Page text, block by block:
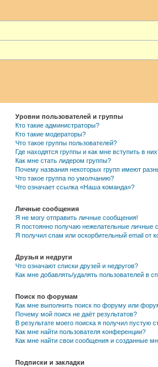
Уровни пользователей и группы
Кто такие администраторы?
Кто такие модераторы?
Что такое группы пользователей?
Где находятся группы и как мне вступить в
Как мне стать лидером группы?
Почему названия некоторых групп имеют
Что такое группа по умолчанию?
Что означает ссылка «Наша команда»?
Личные сообщения
Я не могу отправить личные сообщения!
Я постоянно получаю нежелательные личные
Я получил спам или оскорбительный email от
Друзья и недруги
Что означают списки друзей и недругов?
Как мне добавлять/удалять пользователей в
Поиск по форумам
Как мне выполнить поиск по форуму или
Почему мой поиск не даёт результатов?
В результате моего поиска я получил пустую
Как мне найти пользователя конференции?
Как мне найти свои сообщения и созданные
Подписки и закладки